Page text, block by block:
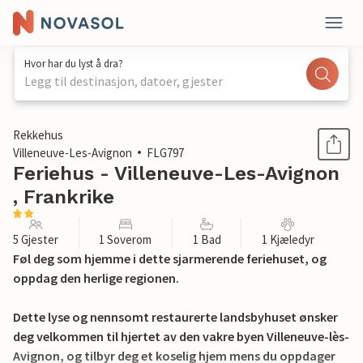
Hvor har du lyst å dra?
Legg til destinasjon, datoer, gjester
1 / 21
Rekkehus
Villeneuve-Les-Avignon
FLG797
Feriehus - Villeneuve-Les-Avignon
, Frankrike
5 Gjester 1 Soverom 1 Bad 1 Kjæledyr
Føl deg som hjemme i dette sjarmerende feriehuset, og
oppdag den herlige regionen.
Dette lyse og nennsomt restaurerte landsbyhuset ønsker
deg velkommen til hjertet av den vakre byen Villeneuve-lès-
Avignon, og tilbyr deg et koselig hjem mens du oppdager